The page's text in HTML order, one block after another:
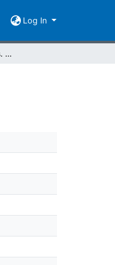
Log In
XXIX. Libri memoriales. Cod. MCCXVI - MCCXXI